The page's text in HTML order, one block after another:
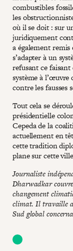
combustibles
les
où il se doit : sur
juridiquement
a également
s’adapter à un
refusant ce
système à
contre les fausses
Tout cela se
présidentielle
Cepeda de la
actuellement en
cette tradition
plane sur cette
Journaliste
Dharwadkar
changement
climat. Il travaille
Sud global